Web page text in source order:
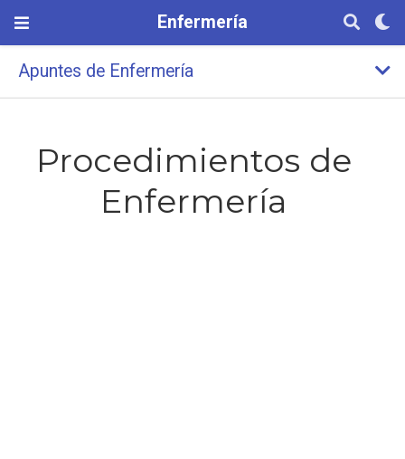
Enfermería
Apuntes de Enfermería
Procedimientos de
Enfermería